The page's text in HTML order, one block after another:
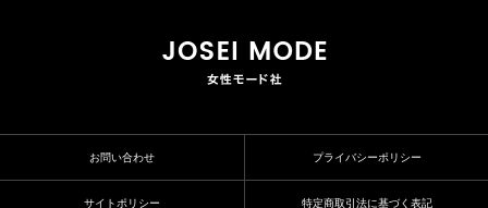
お問い合わせ プライバシーポリシー
サイトポリシー 特定商取引法に基づく表記